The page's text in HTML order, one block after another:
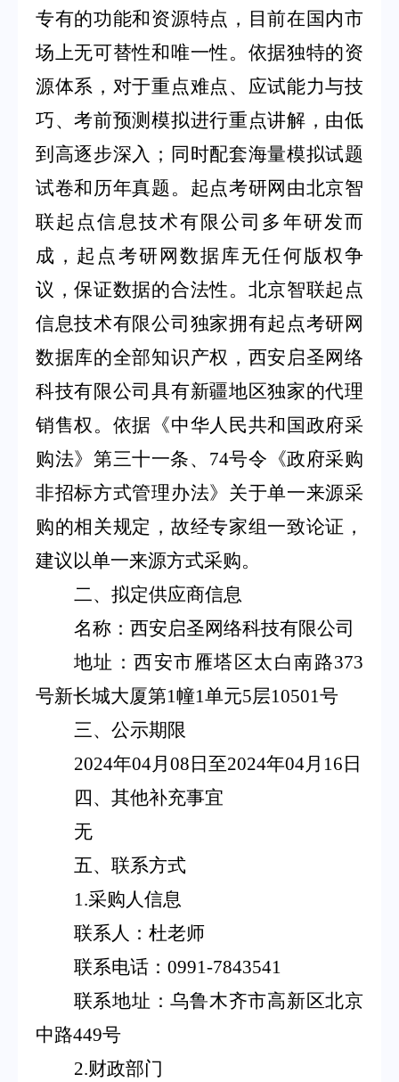
专有的功能和资源特点，目前在国内市
场上无可替性和唯一性。依据独特的资
源体系，对于重点难点、应试能力与技
巧、考前预测模拟进行重点讲解，由低
到高逐步深入；同时配套海量模拟试题
试卷和历年真题。起点考研网由北京智
联起点信息技术有限公司多年研发而
成，起点考研网数据库无任何版权争
议，保证数据的合法性。北京智联起点
信息技术有限公司独家拥有起点考研网
数据库的全部知识产权，西安启圣网络
科技有限公司具有新疆地区独家的代理
销售权。依据《中华人民共和国政府采
购法》第三十一条、 74号令《政府采购
非招标方式管理办法》关于单一来源采
购的相关规定，故经专家组一致论证，
建议以单一来源方式采购。
二、拟定供应商信息
名称：西安启圣网络科技有限公司
地址：西安市雁塔区太白南路373
号新长城大厦第1幢1单元5层10501号
三、公示期限
2024年04月 08 日至2024年04月 16 日
四、其他补充事宜
无
五、联系方式
1.采购人信息
联系人：杜老师
联系电话： 0991-7843541
联系地址：乌鲁木齐市高新区北京
中路449号
2.财政部门